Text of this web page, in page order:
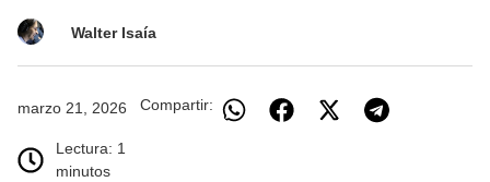
Walter Isaía
marzo 21, 2026
Lectura: 1
minutos
Compartir: